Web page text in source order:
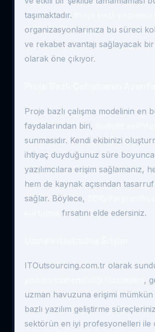
taşımaktadır.
organizasyonlarınıza bu süreci
ve rekabet avantajı sağlayacak
olarak öne çıkıyor.
Proje bazlı çalışma modelinin en
faydalarından biri,
sunmasıdır. Kendi ekibinizi
ihtiyaç duyduğunuz süre
yazılımcılara erişim sağlamanız,
hem de kaynak açısından
sağlar. Böylece,
fırsatını elde edersiniz.
ITOutsourcing.com.tr olarak
,
uzman havuzuna erişimi mümkün
bazlı yazılım geliştirme
sektörün en iyi profesyonelleri ile